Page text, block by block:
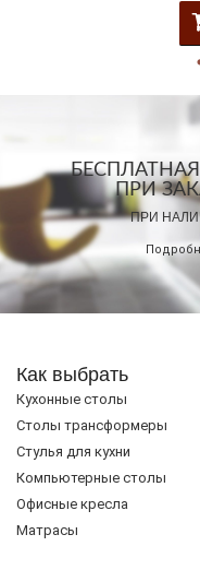
ПРИ
ПРИ
Как выбрать
Кухонные столы
Cтолы трансформеры
Стулья для кухни
Компьютерные столы
Офисные кресла
Матрасы